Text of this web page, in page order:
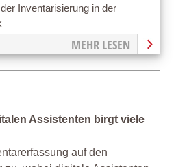
Inventarisierung in der
MEHR LESEN
Assistenten birgt viele
auf den